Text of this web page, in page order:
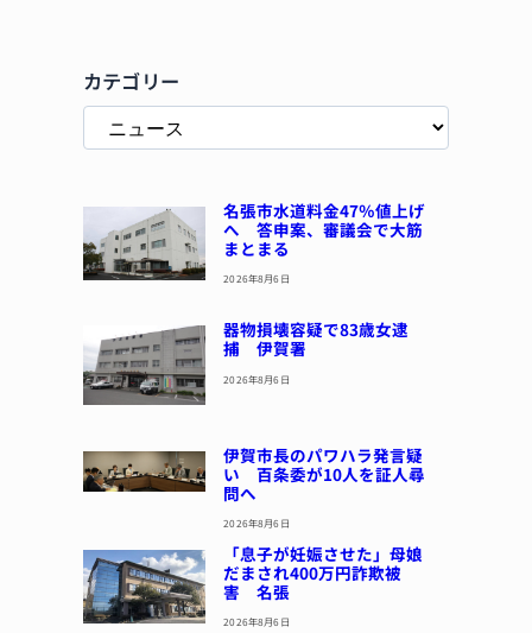
カテゴリー
名張市水道料金47％値上げ
へ 答申案、審議会で大筋
まとまる
2026年8月6日
器物損壊容疑で83歳女逮
捕 伊賀署
2026年8月6日
伊賀市長のパワハラ発言疑
い 百条委が10人を証人尋
問へ
2026年8月6日
「息子が妊娠させた」母娘
だまされ400万円詐欺被
害 名張
2026年8月6日